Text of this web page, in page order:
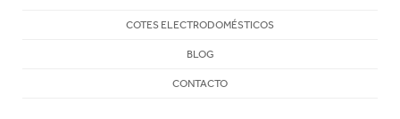
COTES ELECTRODOMÉSTICOS
BLOG
CONTACTO